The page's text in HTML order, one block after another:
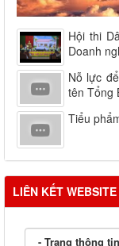
Hội thi
Doanh
Nỗ lực
tên Tổng
Tiểu
LIÊN KẾT WEBSITE